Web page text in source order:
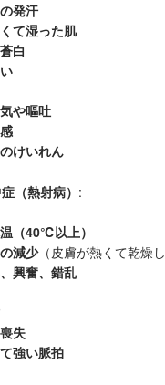
発汗
て湿った肌
白
や嘔吐
けいれん
（熱射病） :
（40℃以上）
減少（皮膚が熱くて乾燥
興奮、錯乱
失
強い脈拍